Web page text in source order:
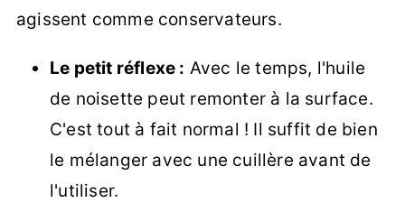
agissent comme conservateurs.
Le petit réflexe : Avec le temps, l'huile
de noisette peut remonter à la surface.
C'est tout à fait normal ! Il suffit de bien
le mélanger avec une cuillère avant de
l'utiliser.